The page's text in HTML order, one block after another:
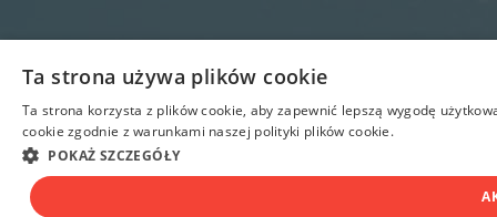
Ta strona używa plików cookie
Ta strona korzysta z plików cookie, aby zapewnić lepszą wygodę
cookie zgodnie z warunkami naszej polityki plików cookie.
POKAŻ SZCZEGÓŁY